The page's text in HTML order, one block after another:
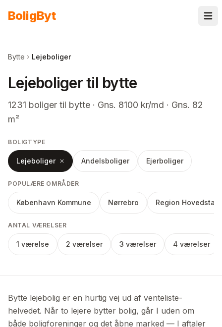
BoligByt
Bytte Lejeboliger
Lejeboliger til bytte
1231 boliger til bytte · Gns. 8100 kr/md · Gns. 82
m²
BOLIGTYPE
Lejeboliger Andelsboliger Ejerboliger
POPULÆRE OMRÅDER
København Kommune Nørrebro Region
ANTAL VÆRELSER
1 værelse 2 værelser 3 værelser 4 værelser
Bytte lejebolig er en hurtig vej ud af venteliste-
helvedet. Når to lejere bytter bolig, går I uden om
både boligforeninger og det åbne marked — I aftaler